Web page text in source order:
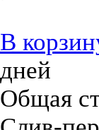
В
дней
Общая